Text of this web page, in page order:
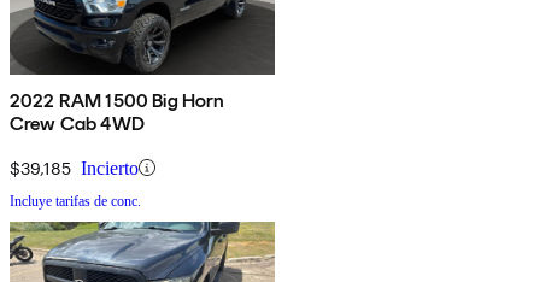
2022 RAM 1500 Big Horn
Crew Cab 4WD
$39,185 Incierto
Incluye tarifas de conc.